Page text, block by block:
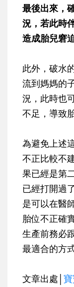
最後出來，
況，若此時
造成胎兒窘
此外，破水
流到媽媽的
況，此時也
不足，導致
為避免上述
不正比較不
果已經是第
已經打開過
是可以在醫
胎位不正確
生產前務必
最適合的方式
文章出處│